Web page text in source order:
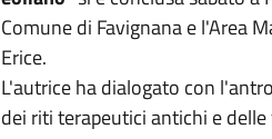
Comune di Favignana e l'Area
Erice.
L'autrice ha dialogato con
dei riti terapeutici antichi e